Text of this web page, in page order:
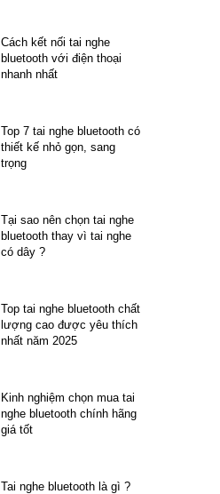
Cách kết nối tai nghe
bluetooth với điện thoại
nhanh nhất
Top 7 tai nghe bluetooth có
thiết kế nhỏ gọn, sang
trọng
Tại sao nên chọn tai nghe
bluetooth thay vì tai nghe
có dây ?
Top tai nghe bluetooth chất
lượng cao được yêu thích
nhất năm 2025
Kinh nghiệm chọn mua tai
nghe bluetooth chính hãng
giá tốt
Tai nghe bluetooth là gì ?